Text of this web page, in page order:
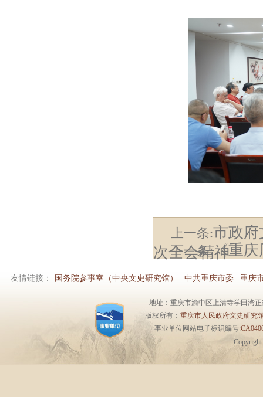
上一条:市政府
次全会精神
下一条:《重庆
友情链接： 国务院参事室（中央文史研究馆） 中共重庆市委 重庆
地址：重庆市渝中区上清寺学田湾
版权所有： 重庆市人民政府文史研究
事业单位网站电子标识编号: